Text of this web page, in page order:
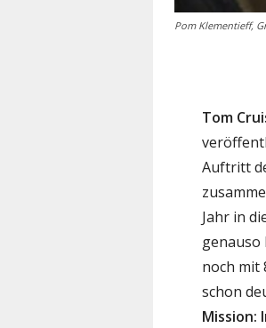
Pom Klementieff,
Tom
Auftritt
Jahr in
genauso
noch mit
schon
Mission: